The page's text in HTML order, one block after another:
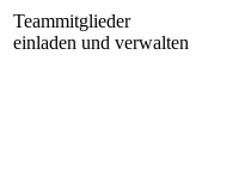
Teammitglieder
einladen und verwalten